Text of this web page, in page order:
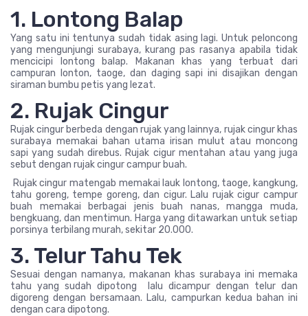
1. Lontong Balap
Yang satu ini tentunya sudah tidak asing lagi. Untuk peloncong
yang mengunjungi surabaya, kurang pas rasanya apabila tidak
mencicipi lontong balap. Makanan khas yang terbuat dari
campuran lonton, taoge, dan daging sapi ini disajikan dengan
siraman bumbu petis yang lezat.
2. Rujak Cingur
Rujak cingur berbeda dengan rujak yang lainnya, rujak cingur khas
surabaya memakai bahan utama irisan mulut atau moncong
sapi yang sudah direbus. Rujak cigur mentahan atau yang juga
sebut dengan rujak cingur campur buah.
Rujak cingur matengab memakai lauk lontong, taoge, kangkung,
tahu goreng, tempe goreng, dan cigur. Lalu rujak cigur campur
buah memakai berbagai jenis buah nanas, mangga muda,
bengkuang, dan mentimun. Harga yang ditawarkan untuk setiap
porsinya terbilang murah, sekitar 20.000.
3. Telur Tahu Tek
Sesuai dengan namanya, makanan khas surabaya ini memaka
tahu yang sudah dipotong lalu dicampur dengan telur dan
digoreng dengan bersamaan. Lalu, campurkan kedua bahan ini
dengan cara dipotong.